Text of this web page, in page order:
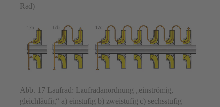
Rad)
Abb. 17 Laufrad: Laufradanordnung „einströmig,
gleichläufig“ a) einstufig b) zweistufig c) sechsstufig